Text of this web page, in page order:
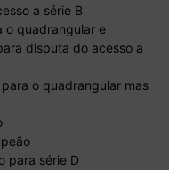
a série B
o quadrangular e
disputa do acesso a
o quadrangular mas
para série D